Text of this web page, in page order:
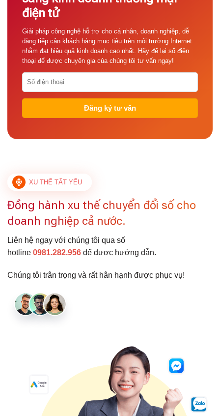
điện tử
Giải pháp công nghệ hỗ trợ cho cá nhân, doanh nghiệp, dễ
dàng tiếp cận khách hàng mục tiêu trên môi trường Internet
nhằm đạt hiệu quả kinh doanh cao nhất. Hãy để lại số điện
thoại để được chuyên gia của chúng tôi tư vấn ngay!
XU THẾ TẤT YẾU
Đồng hành xu thế chuyển đổi số cho
doanh nghiệp cả nước.
Liên hệ ngay với chúng tôi qua số
hotline 0981.282.956 để được hướng dẫn.
Chúng tôi trân trọng và rất hân hạnh được phục vụ!